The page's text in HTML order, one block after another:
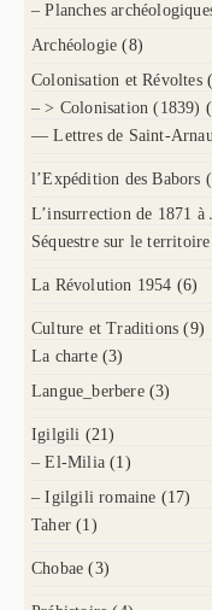
– Planches
Archéologie (8)
Colonisation et Révoltes
– > Colonisation (1839)
— Lettres de Saint-
l’Expédition des Babors
L’insurrection de 1871 à
Séquestre sur le
La Révolution 1954 (6)
Culture et Traditions (9)
La charte (3)
Langue_berbere (3)
Igilgili (21)
– El-Milia (1)
– Igilgili romaine (17)
Taher (1)
Chobae (3)